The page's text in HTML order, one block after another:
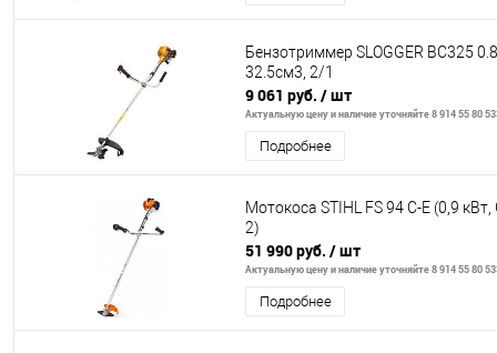
Бензотриммер SLOGGER BC325
32.5см3, 2/1
9 061 руб. / шт
Актуальную цену и наличие уточняйте 8 914 55 80
Подробнее
Мотокоса STIHL FS 94 С-Е (0,9 кВт,
2)
51 990 руб. / шт
Актуальную цену и наличие уточняйте 8 914 55 80
Подробнее